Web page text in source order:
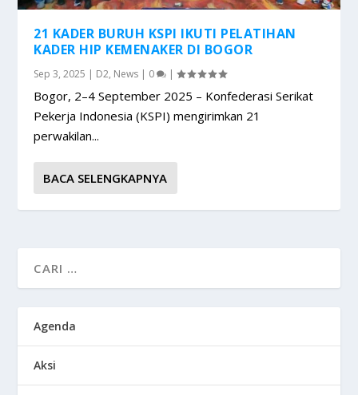
21 KADER BURUH KSPI IKUTI PELATIHAN
KADER HIP KEMENAKER DI BOGOR
Sep 3, 2025 | D2, News | 0 |
Bogor, 2–4 September 2025 – Konfederasi Serikat
Pekerja Indonesia (KSPI) mengirimkan 21
perwakilan...
BACA SELENGKAPNYA
Agenda
Aksi